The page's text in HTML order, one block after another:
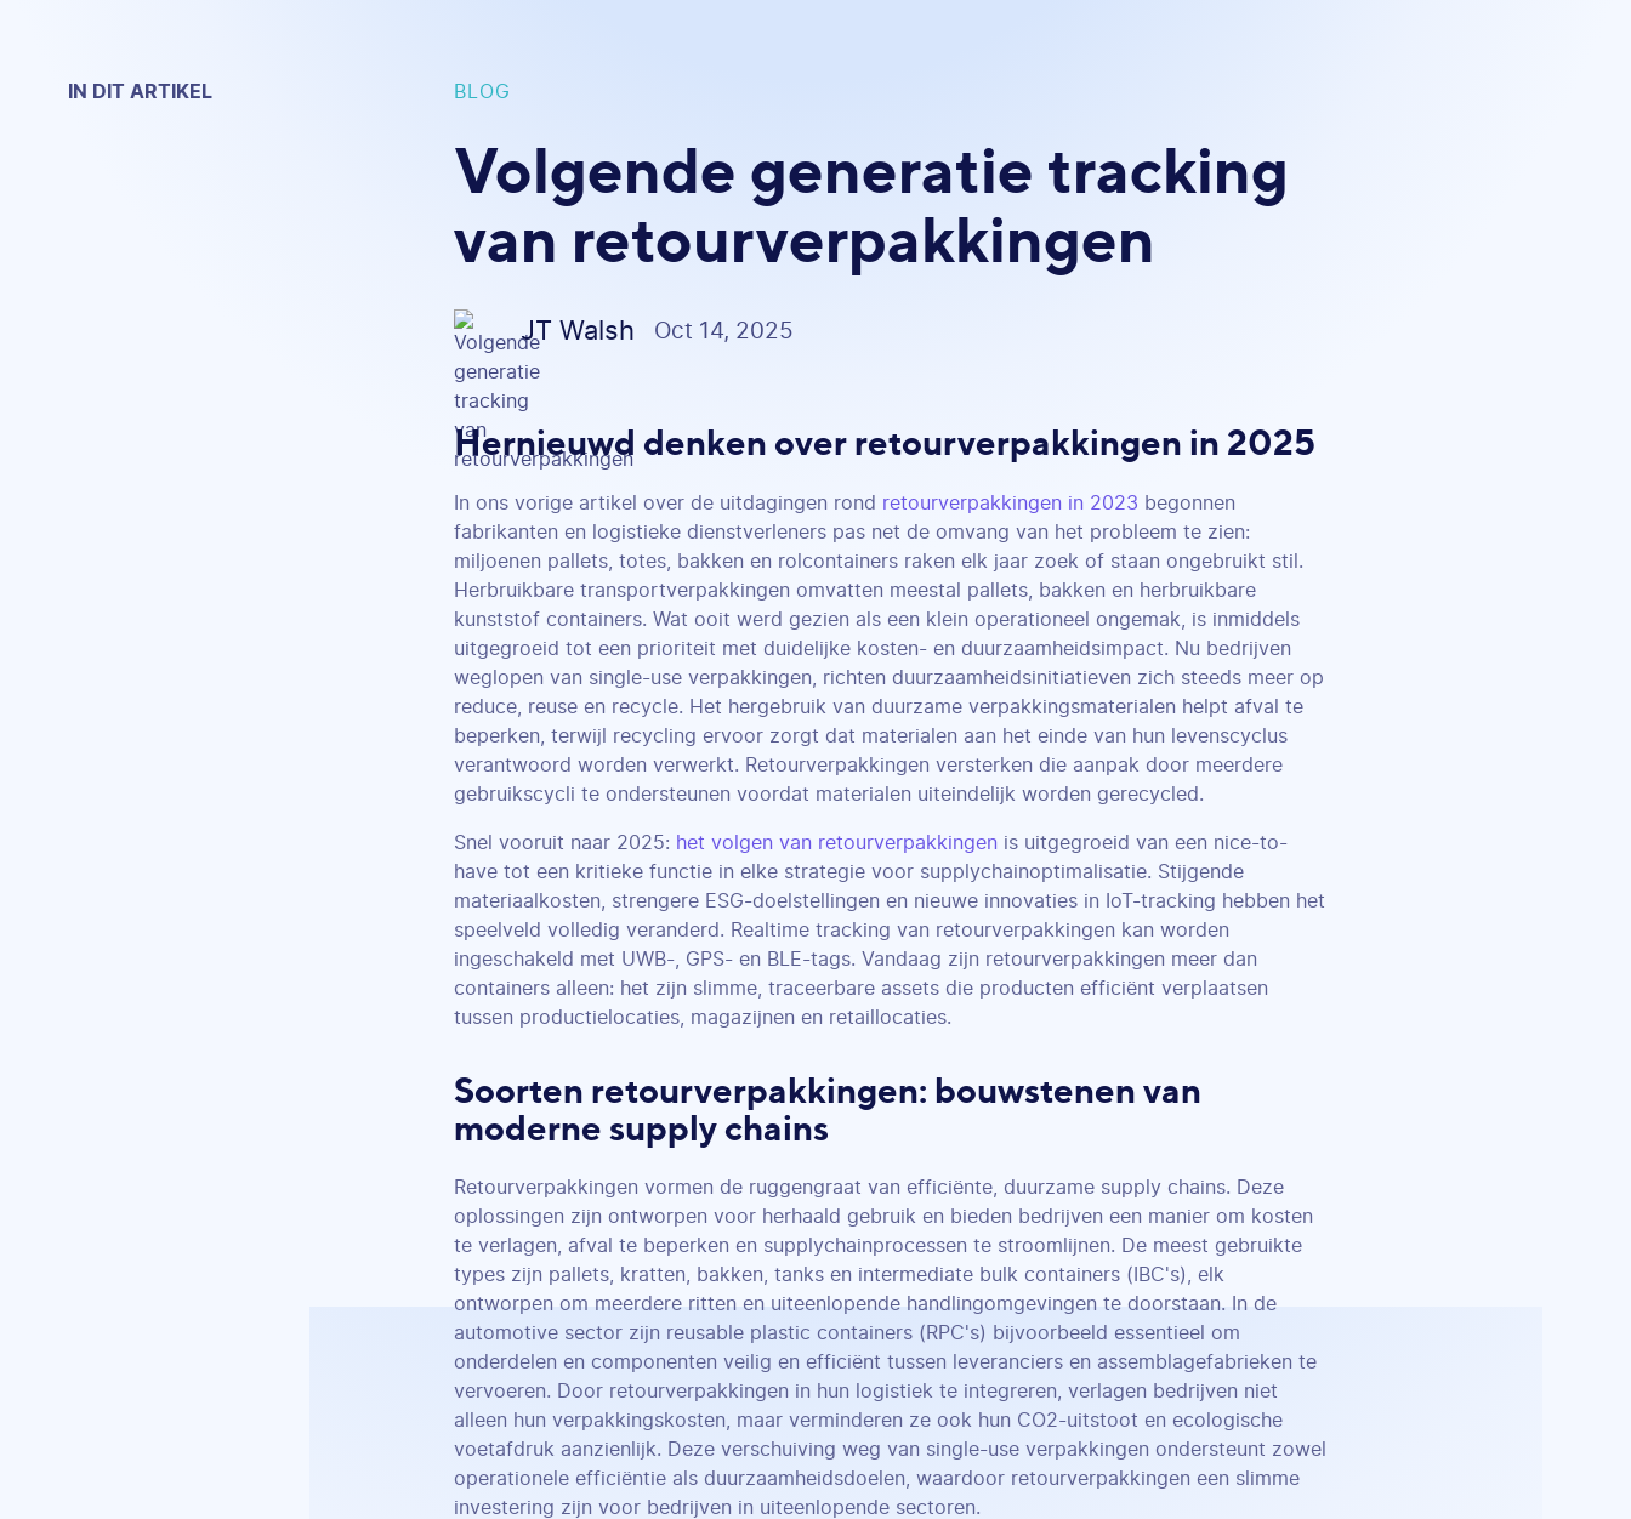
IN DIT ARTIKEL BLOG
Volgende generatie tracking
van retourverpakkingen
JT Walsh Oct 14, 2025
Hernieuwd denken over retourverpakkingen in 2025
In ons vorige artikel over de uitdagingen rond retourverpakkingen in 2023 begonnen
fabrikanten en logistieke dienstverleners pas net de omvang van het probleem te zien:
miljoenen pallets, totes, bakken en rolcontainers raken elk jaar zoek of staan ongebruikt stil.
Herbruikbare transportverpakkingen omvatten meestal pallets, bakken en herbruikbare
kunststof containers. Wat ooit werd gezien als een klein operationeel ongemak, is inmiddels
uitgegroeid tot een prioriteit met duidelijke kosten- en duurzaamheidsimpact. Nu bedrijven
weglopen van single-use verpakkingen, richten duurzaamheidsinitiatieven zich steeds meer op
reduce, reuse en recycle. Het hergebruik van duurzame verpakkingsmaterialen helpt afval te
beperken, terwijl recycling ervoor zorgt dat materialen aan het einde van hun levenscyclus
verantwoord worden verwerkt. Retourverpakkingen versterken die aanpak door meerdere
gebruikscycli te ondersteunen voordat materialen uiteindelijk worden gerecycled.
Snel vooruit naar 2025: het volgen van retourverpakkingen is uitgegroeid van een nice-to-
have tot een kritieke functie in elke strategie voor supplychainoptimalisatie. Stijgende
materiaalkosten, strengere ESG-doelstellingen en nieuwe innovaties in IoT-tracking hebben het
speelveld volledig veranderd. Realtime tracking van retourverpakkingen kan worden
ingeschakeld met UWB-, GPS- en BLE-tags. Vandaag zijn retourverpakkingen meer dan
containers alleen: het zijn slimme, traceerbare assets die producten efficiënt verplaatsen
tussen productielocaties, magazijnen en retaillocaties.
Soorten retourverpakkingen: bouwstenen van
moderne supply chains
Retourverpakkingen vormen de ruggengraat van efficiënte, duurzame supply chains. Deze
oplossingen zijn ontworpen voor herhaald gebruik en bieden bedrijven een manier om kosten
te verlagen, afval te beperken en supplychainprocessen te stroomlijnen. De meest gebruikte
types zijn pallets, kratten, bakken, tanks en intermediate bulk containers (IBC's), elk
ontworpen om meerdere ritten en uiteenlopende handlingomgevingen te doorstaan. In de
automotive sector zijn reusable plastic containers (RPC's) bijvoorbeeld essentieel om
onderdelen en componenten veilig en efficiënt tussen leveranciers en assemblagefabrieken te
vervoeren. Door retourverpakkingen in hun logistiek te integreren, verlagen bedrijven niet
alleen hun verpakkingskosten, maar verminderen ze ook hun CO2-uitstoot en ecologische
voetafdruk aanzienlijk. Deze verschuiving weg van single-use verpakkingen ondersteunt zowel
operationele efficiëntie als duurzaamheidsdoelen, waardoor retourverpakkingen een slimme
investering zijn voor bedrijven in uiteenlopende sectoren.